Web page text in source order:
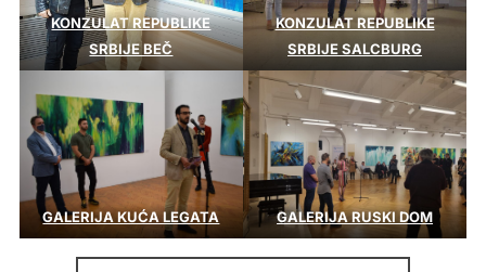
KONZULAT REPUBLIKE
SRBIJE BEČ
KONZULAT REPUBLIKE
SRBIJE SALCBURG
GALERIJA KUĆA LEGATA GALERIJA RUSKI DOM